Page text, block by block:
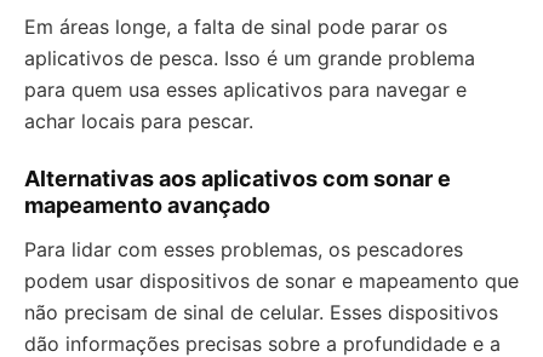
Em áreas longe, a falta de sinal pode parar os
aplicativos de pesca. Isso é um grande problema
para quem usa esses aplicativos para navegar e
achar locais para pescar.
Alternativas aos aplicativos com sonar e
mapeamento avançado
Para lidar com esses problemas, os pescadores
podem usar dispositivos de sonar e mapeamento que
não precisam de sinal de celular. Esses dispositivos
dão informações precisas sobre a profundidade e a